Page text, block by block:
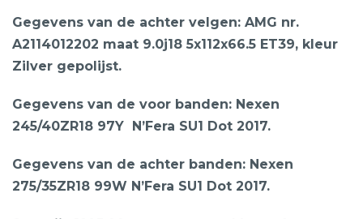
Gegevens van de achter velgen: AMG nr.
A2114012202 maat 9.0j18 5x112x66.5 ET39, kleur
Zilver gepolijst.
Gegevens van de voor banden: Nexen
245/40ZR18 97Y N’Fera SU1 Dot 2017.
Gegevens van de achter banden: Nexen
275/35ZR18 99W N’Fera SU1 Dot 2017.